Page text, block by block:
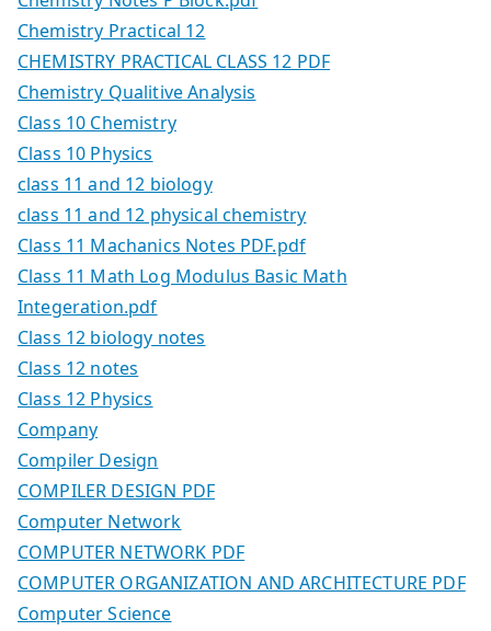
Chemistry Practical 12
CHEMISTRY PRACTICAL CLASS 12 PDF
Chemistry Qualitive Analysis
Class 10 Chemistry
Class 10 Physics
class 11 and 12 biology
class 11 and 12 physical chemistry
Class 11 Machanics Notes PDF.pdf
Class 11 Math Log Modulus Basic Math
Integeration.pdf
Class 12 biology notes
Class 12 notes
Class 12 Physics
Company
Compiler Design
COMPILER DESIGN PDF
Computer Network
COMPUTER NETWORK PDF
COMPUTER ORGANIZATION AND ARCHITECTURE PDF
Computer Science